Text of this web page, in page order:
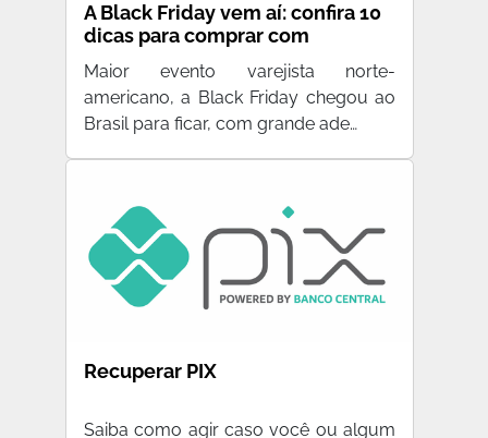
A Black Friday vem aí: confira 10
dicas para comprar com
segurança
Maior evento varejista norte-
americano, a Black Friday chegou ao
Brasil para ficar, com grande ade…
Recuperar PIX
Saiba como agir caso você ou algum